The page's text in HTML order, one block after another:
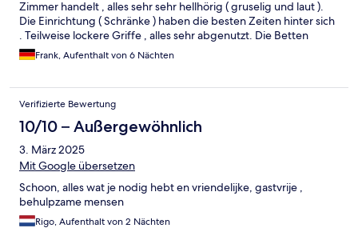
Zimmer handelt , alles sehr sehr hellhörig ( gruselig und laut ).
Die Einrichtung ( Schränke ) haben die besten Zeiten hinter sich
. Teilweise lockere Griffe , alles sehr abgenutzt. Die Betten
haben zwei separate Matratzen, sehr ungemütlich. Frühstück
sehr minimalistisch, wir waren einmal frühstücken und sind dann
stellenweise sehr verrostet Wir zumindest werden das
Logierhaus am Denkmal nicht mehr buchen . Um die Koffer in
den 2. Stock zu wuchten , benötigt man schon Kondition. Alles
sehr schade
Frank, Aufenthalt von 6 Nächten
Verifizierte Bewertung
10/10 – Außergewöhnlich
3. März 2025
Mit Google übersetzen
Schoon, alles wat je nodig hebt en vriendelijke, gastvrije ,
behulpzame mensen
Rigo, Aufenthalt von 2 Nächten